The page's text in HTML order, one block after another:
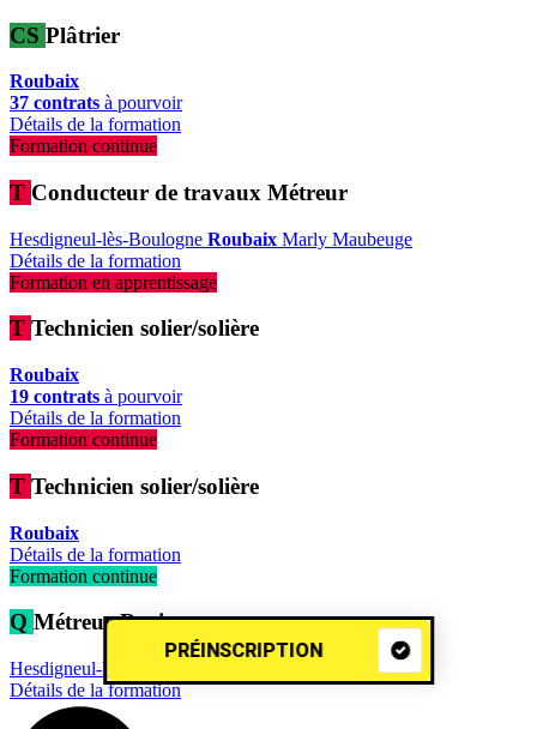
CS Plâtrier
Roubaix
37 contrats à pourvoir
Détails de la formation
Formation continue
T Conducteur de travaux Métreur
Hesdigneul-lès-Boulogne Roubaix Marly Maubeuge
Détails de la formation
Formation en apprentissage
T Technicien solier/solière
Roubaix
19 contrats à pourvoir
Détails de la formation
Formation continue
T Technicien solier/solière
Roubaix
Détails de la formation
Formation continue
Q Métreur-Deviseur
Hesdigneul-lès-Boulogne
Maubeuge
Détails de la formation
PRÉINSCRIPTION